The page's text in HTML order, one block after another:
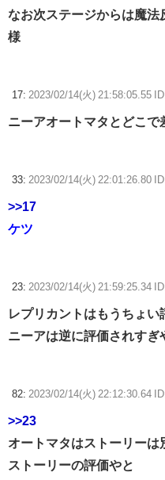
なお次ステージからは魔法
様
17: 2023/02/14(火) 21:58:05.55
ニーアオートマタとどこで
33: 2023/02/14(火) 22:01:26.80
>>17
ケツ
23: 2023/02/14(火) 21:59:25.34
レプリカントはもうちょい
ニーアは逆に評価されすぎ
82: 2023/02/14(火) 22:12:30.64
>>23
オートマタはストーリー
ストーリーの評価やと